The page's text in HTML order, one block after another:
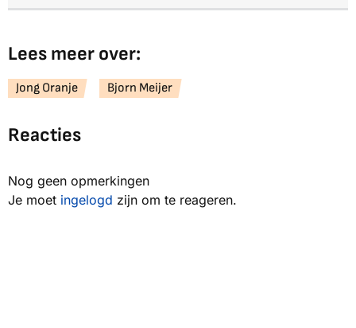
Lees meer over:
Jong Oranje Bjorn Meijer
Reacties
Nog geen opmerkingen
Je moet ingelogd zijn om te reageren.